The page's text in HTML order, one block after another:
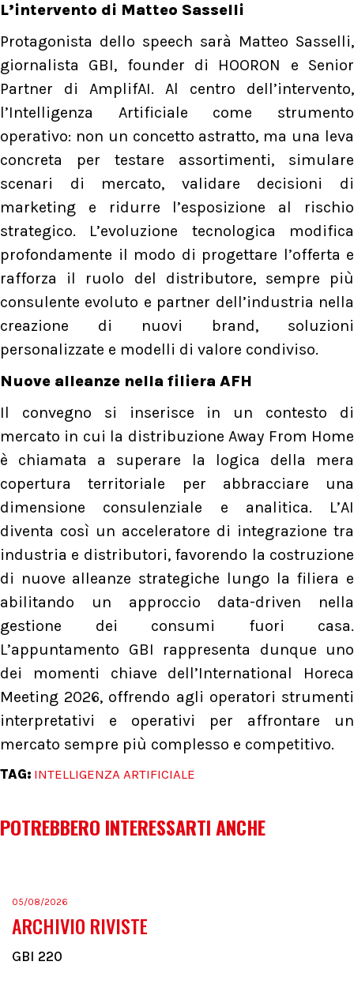
L’intervento di Matteo Sasselli
Protagonista dello speech sarà Matteo Sasselli,
giornalista GBI, founder di HOORON e Senior
Partner di AmplifAI. Al centro dell’intervento,
l’Intelligenza Artificiale come strumento
operativo: non un concetto astratto, ma una leva
concreta per testare assortimenti, simulare
scenari di mercato, validare decisioni di
marketing e ridurre l’esposizione al rischio
strategico. L’evoluzione tecnologica modifica
profondamente il modo di progettare l’offerta e
rafforza il ruolo del distributore, sempre più
consulente evoluto e partner dell’industria nella
creazione di nuovi brand, soluzioni
personalizzate e modelli di valore condiviso.
Nuove alleanze nella filiera AFH
Il convegno si inserisce in un contesto di
mercato in cui la distribuzione Away From Home
è chiamata a superare la logica della mera
copertura territoriale per abbracciare una
dimensione consulenziale e analitica. L’AI
diventa così un acceleratore di integrazione tra
industria e distributori, favorendo la costruzione
di nuove alleanze strategiche lungo la filiera e
abilitando un approccio data-driven nella
gestione dei consumi fuori casa.
L’appuntamento GBI rappresenta dunque uno
dei momenti chiave dell’International Horeca
Meeting 2026, offrendo agli operatori strumenti
interpretativi e operativi per affrontare un
mercato sempre più complesso e competitivo.
TAG: INTELLIGENZA ARTIFICIALE
POTREBBERO INTERESSARTI ANCHE
05/08/2026
ARCHIVIO RIVISTE
GBI 220